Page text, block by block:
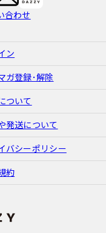
合わせ
ン
ガ登録･解除
ついて
発送について
バシーポリシー
約